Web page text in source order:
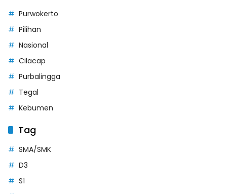
Purwokerto
Pilihan
Nasional
Cilacap
Purbalingga
Tegal
Kebumen
Tag
SMA/SMK
D3
S1